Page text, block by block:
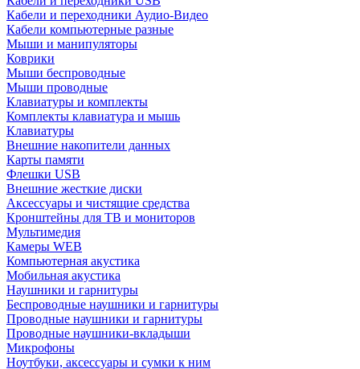
Кабели и переходники Аудио-Видео
Кабели компьютерные разные
Мыши и манипуляторы
Коврики
Мыши беспроводные
Мыши проводные
Клавиатуры и комплекты
Комплекты клавиатура и мышь
Клавиатуры
Внешние накопители данных
Карты памяти
Флешки USB
Внешние жесткие диски
Аксессуары и чистящие средства
Кронштейны для ТВ и мониторов
Мультимедия
Камеры WEB
Компьютерная акустика
Мобильная акустика
Наушники и гарнитуры
Беспроводные наушники и гарнитуры
Проводные наушники и гарнитуры
Проводные наушники-вкладыши
Микрофоны
Ноутбуки, аксессуары и сумки к ним